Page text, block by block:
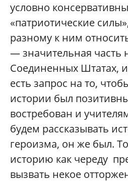
условно
«патриотические
разному к ним
— значительная часть
Соединенных Штатах,
есть запрос на то,
истории был
востребован и
будем рассказывать
героизма, он же был. То
историю как череду
вызвать некое